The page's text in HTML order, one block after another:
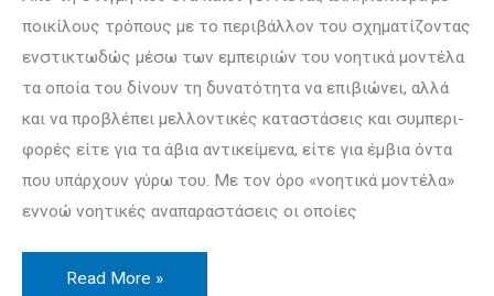
ποικίλους τρό­πους με το περιβάλλον του σχηματίζοντας
ενστικτωδώς μέσω των εμπει­ριών του νοητικά μοντέλα
τα οποία του δίνουν τη δυνατότητα να επιβιώνει, αλ­λά
και να προβλέπει μελλοντικές καταστάσεις και συ­μπερι­
φορές είτε για τα άβια αντικείμενα, είτε για έμβια όντα
που υπάρχουν γύρω του. Με τον όρο «νοητικά μοντέλα»
εννοώ νοητικές αναπαραστάσεις οι οποίες
Read More »